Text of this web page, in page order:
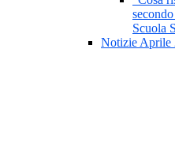
Scuola
Notizie Aprile